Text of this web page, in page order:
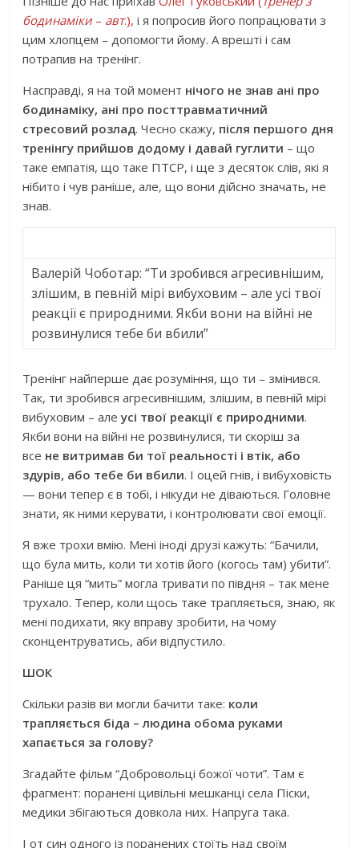
бодинаміки – авт.), і я попросив його попрацювати з
цим хлопцем – допомогти йому. А врешті і сам
потрапив на тренінг.
Насправді, я на той момент нічого не знав ані про
бодинаміку, ані про посттравматичний
стресовий розлад. Чесно скажу, після першого дня
тренінгу прийшов додому і давай гуглити – що
таке емпатія, що таке ПТСР, і ще з десяток слів, які я
нібито і чув раніше, але, що вони дійсно значать, не
знав.
Валерій Чоботар: “Ти зробився агресивнішим,
злішим, в певній мірі вибуховим – але усі твої
реакції є природними. Якби вони на війні не
розвинулися тебе би вбили”
Тренінг найперше дає розуміння, що ти – змінився.
Так, ти зробився агресивнішим, злішим, в певній мірі
вибуховим – алеусі твої реакції є природними.
Якби вони на війні не розвинулися, ти скоріш за
все не витримав би тої реальності і втік, або
здурів, або тебе би вбили. І оцей гнів, і вибуховість
— вони тепер є в тобі, і нікуди не діваються. Головне
знати, як ними керувати, і контролювати свої емоції.
Я вже трохи вмію. Мені іноді друзі кажуть: “Бачили,
що була мить, коли ти хотів його (когось там) убити”.
Раніше ця “мить” могла тривати по півдня – так мене
трухало. Тепер, коли щось таке трапляється, знаю, як
мені подихати, яку вправу зробити, на чому
сконцентруватись, аби відпустило.
ШОК
Скільки разів ви могли бачити таке: коли
трапляється біда – людина обома руками
хапається за голову?
Згадайте фільм “Добровольці божої чоти”. Там є
фрагмент: поранені цивільні мешканці села Піски,
медики збігаються довкола них. Напруга така.
І от син одного із поранених стоїть над своїм